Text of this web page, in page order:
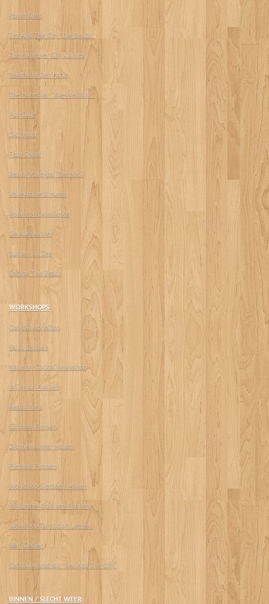
Powerkiten
Sex And The City "the Beach"
The Hangover City Games
Boottocht Den Haag
The Hangover "the Wedding"
Pub Quiz
Dick Hunt
Foto Shoot
Beach Volleybal Toernooi
Volleybalveld Huren
Robinson Experience
De Alleskunner
Suppen op Zee
Escape The Beach
WORKSHOPS
Cocktailworkshop
Salsa Dansen
Naughty Cocktailworkshop
Wijnglas Pimpen
Beach Yoga
Slippers Pimpen
Dromenvanger Maken
Piemels Pimpen
Workshop Sieraden Maken
Hollandse Klompen Pimpen
Workshop Tarotkaart Leggen
Verf Gooien
Cocktailworkshop "Sex And The City"
BINNEN / SLECHT WEER